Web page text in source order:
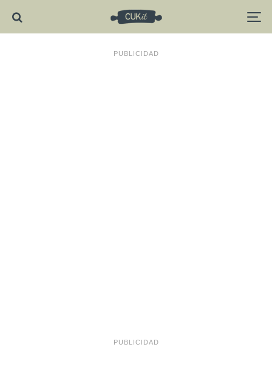
PUBLICIDAD
PUBLICIDAD